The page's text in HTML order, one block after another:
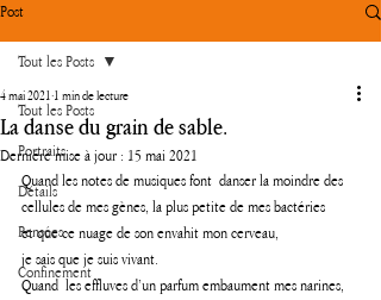
Post
Tout les Posts
Portraits
Détails
Pensées
Confinement
Tout les Posts
La danse du grain de sable.
4 mai 2021 1 min de lecture
Dernière mise à jour : 15 mai 2021
Quand les notes de musiques font  danser la moindre des
cellules de mes gènes, la plus petite de mes bactéries
et que ce nuage de son envahit mon cerveau,
je sais que je suis vivant.
Quand  les effluves d’un parfum embaument mes narines,